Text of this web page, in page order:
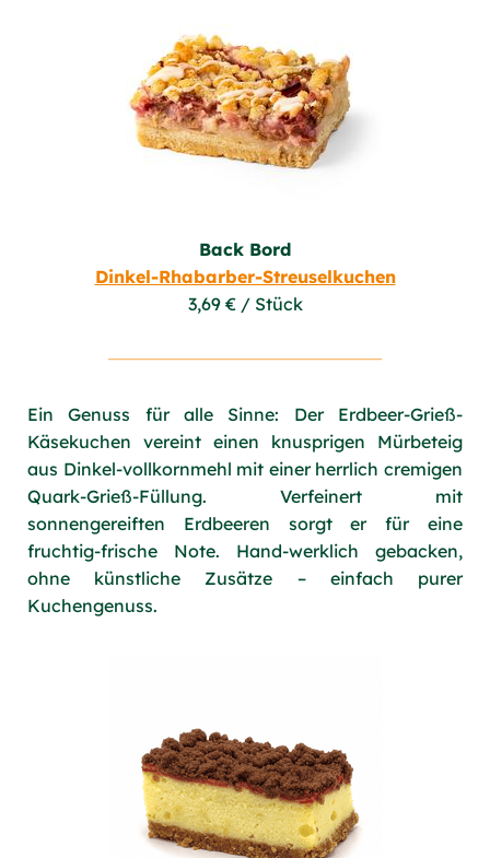
Back Bord
Dinkel-Rhabarber-Streuselkuchen
3,69 € / Stück
Ein Genuss für alle Sinne: Der Erdbeer-Grieß-
Käsekuchen vereint einen knusprigen Mürbeteig
aus Dinkel-vollkornmehl mit einer herrlich cremigen
Quark-Grieß-Füllung. Verfeinert mit
sonnengereiften Erdbeeren sorgt er für eine
fruchtig-frische Note. Hand-werklich gebacken,
ohne künstliche Zusätze – einfach purer
Kuchengenuss.